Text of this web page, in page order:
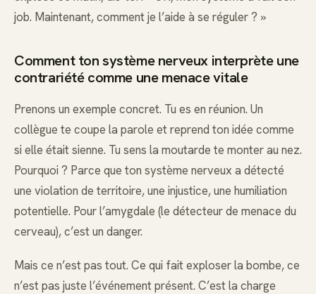
job. Maintenant, comment je l’aide à se réguler ? »
Comment ton système nerveux interprète une
contrariété comme une menace vitale
Prenons un exemple concret. Tu es en réunion. Un
collègue te coupe la parole et reprend ton idée comme
si elle était sienne. Tu sens la moutarde te monter au nez.
Pourquoi ? Parce que ton système nerveux a détecté
une violation de territoire, une injustice, une humiliation
potentielle. Pour l’amygdale (le détecteur de menace du
cerveau), c’est un danger.
Mais ce n’est pas tout. Ce qui fait exploser la bombe, ce
n’est pas juste l’événement présent. C’est la charge